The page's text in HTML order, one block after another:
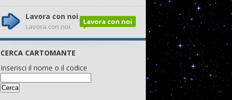
Lavora con noi
Lavora con noi
Lavora con noi
CERCA CARTOMANTE
Inserisci il nome o il codice